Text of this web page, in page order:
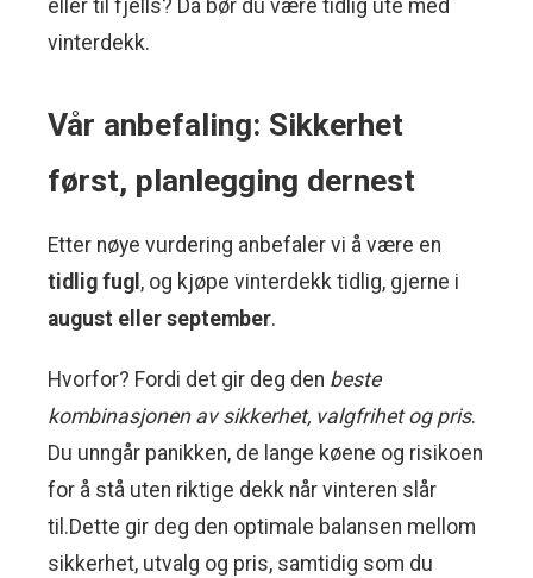
eller til fjells? Da bør du være tidlig ute med
vinterdekk.
Vår anbefaling: Sikkerhet
først, planlegging dernest
Etter nøye vurdering anbefaler vi å være en
tidlig fugl , og kjøpe vinterdekk tidlig, gjerne i
august eller september.
Hvorfor? Fordi det gir deg den beste
kombinasjonen av sikkerhet, valgfrihet og pris.
Du unngår panikken, de lange køene og risikoen
for å stå uten riktige dekk når vinteren slår
til.Dette gir deg den optimale balansen mellom
sikkerhet, utvalg og pris, samtidig som du